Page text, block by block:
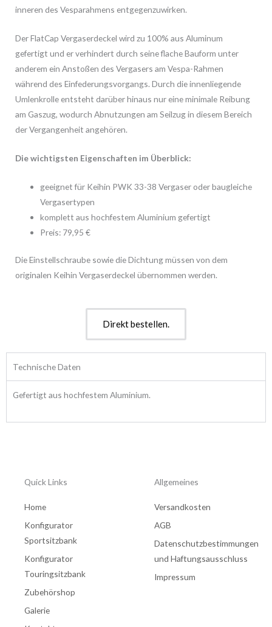
inneren des Vesparahmens entgegenzuwirken.
Der FlatCap Vergaserdeckel wird zu 100% aus Aluminum
gefertigt und er verhindert durch seine flache Bauform unter
anderem ein Anstoßen des Vergasers am Vespa-Rahmen
während des Einfederungsvorgangs. Durch die innenliegende
Umlenkrolle entsteht darüber hinaus nur eine minimale Reibung
am Gaszug, wodurch Abnutzungen am Seilzug in diesem Bereich
der Vergangenheit angehören.
Die wichtigsten Eigenschaften im Überblick:
geeignet für Keihin PWK 33-38 Vergaser oder baugleiche
Vergasertypen
komplett aus hochfestem Aluminium gefertigt
Preis: 79,95 €
Die Einstellschraube sowie die Dichtung müssen von dem
originalen Keihin Vergaserdeckel übernommen werden.
Direkt bestellen.
Technische Daten
Gefertigt aus hochfestem Aluminium.
Quick Links
Home
Konfigurator
Sportsitzbank
Konfigurator
Touringsitzbank
Zubehörshop
Galerie
Allgemeines
Versandkosten
AGB
Datenschutzbestimmungen
und Haftungsausschluss
Impressum